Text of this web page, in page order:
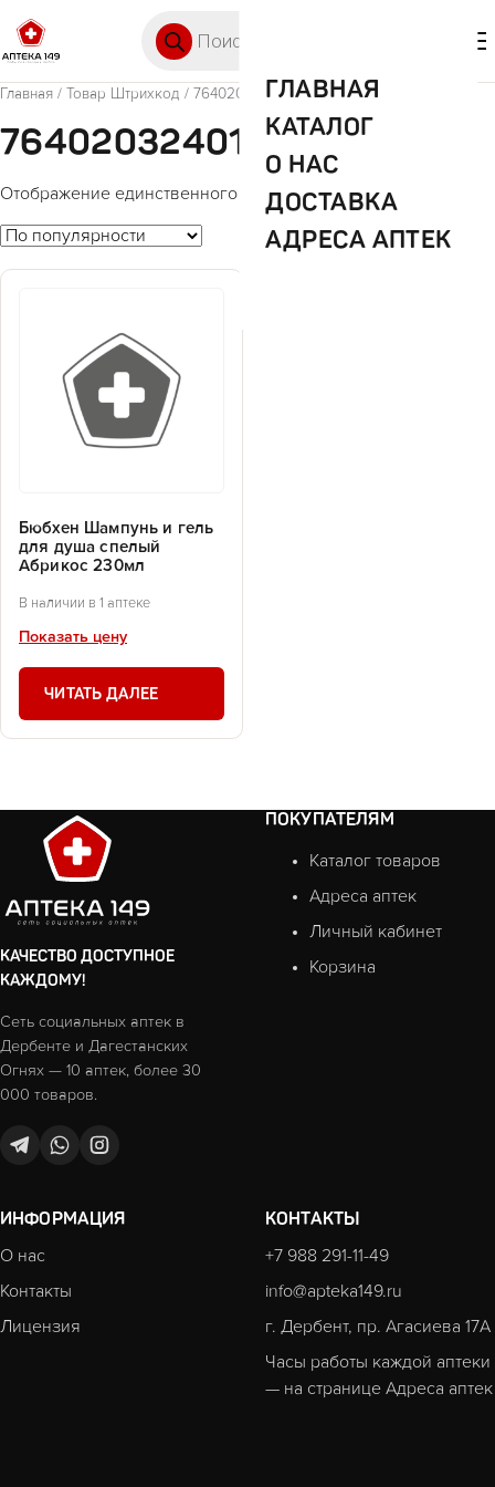
ГЛАВНАЯ
КАТАЛОГ
О НАС
ДОСТАВКА
АДРЕСА АПТЕК
Главная / Товар Штрихкод / 7640203240150
7640203240150
Отображение единственного товара
Бюбхен Шампунь и гель
для душа спелый
Абрикос 230мл
В наличии в 1 аптеке
Показать цену
ЧИТАТЬ ДАЛЕЕ
КАЧЕСТВО ДОСТУПНОЕ
КАЖДОМУ!
Сеть социальных аптек в
Дербенте и Дагестанских
Огнях — 10 аптек, более 30
000 товаров.
ПОКУПАТЕЛЯМ
Каталог товаров
Адреса аптек
Личный кабинет
Корзина
ИНФОРМАЦИЯ
О нас
Контакты
Лицензия
КОНТАКТЫ
+7 988 291-11-49
info@apteka149.ru
г. Дербент, пр. Агасиева 17А
Часы работы каждой аптеки
— на странице Адреса аптек